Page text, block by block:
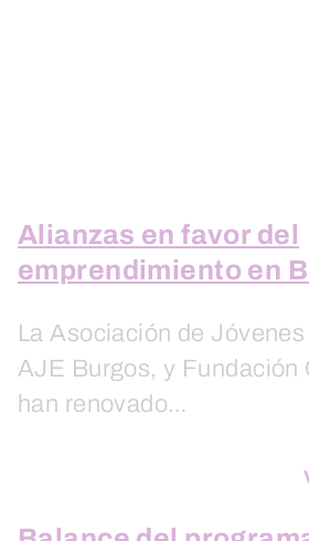
Alianzas en favor del
emprendimiento en
La Asociación de
AJE Burgos, y Fundación
han renovado…